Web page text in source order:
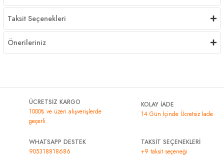
Taksit Seçenekleri
Önerileriniz
ÜCRETSİZ KARGO
1000₺ ve üzeri alışverişlerde
geçerli
KOLAY İADE
14 Gün İçinde Ücretsiz İade
WHATSAPP DESTEK
905318818686
TAKSİT SEÇENEKLERİ
+9 taksit seçeneği